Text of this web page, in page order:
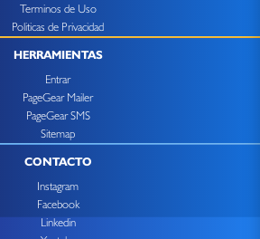
Terminos de Uso
Politicas de Privacidad
HERRAMIENTAS
Entrar
PageGear Mailer
PageGear SMS
Sitemap
CONTACTO
Instagram
Facebook
Linkedin